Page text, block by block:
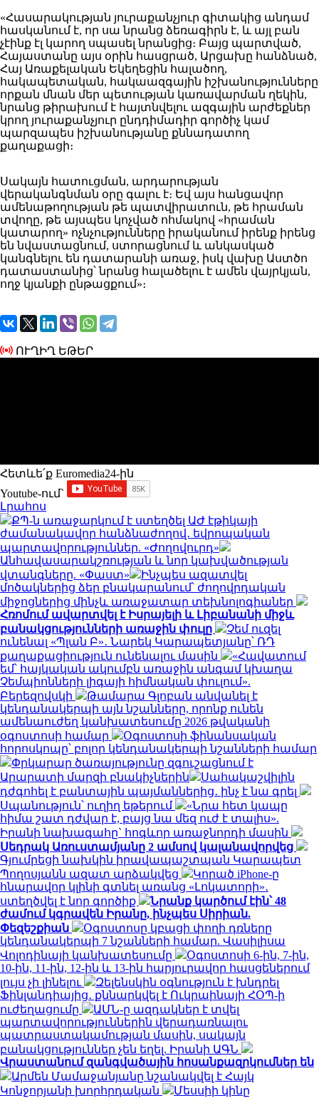
«Հասարակության յուրաքանչյուր գիտակից անդամ
հասկանում է, որ սա նրանց ձեռագիրն է, և այլ բան
չէինք էլ կարող սպասել նրանցից։ Բայց պարտված,
Հայաստանը այս օրին հասցրած, Արցախը հանձնած,
Հայ Առաքելական Եկեղեցին հալածող,
հակապետական, հակաազգային իշխանությունները
որքան մնան մեր պետության կառավարման ղեկին,
նրանց թիրախում է հայտնվելու ազգային արժեքներ
կրող յուրաքանչյուր ընդդիմադիր գործիչ կամ
պարզապես իշխանությանը քննադատող
քաղաքացի։
Սակայն հատուցման, արդարության
վերականգնման օրը գալու է։ Եվ այս հանցավոր
ամենաթողության թե պատվիրատուն, թե հրաման
տվողը, թե այսպես կոչված ոհմակով «հրաման
կատարող» ոչնչությունները իրականում իրենք իրենց
են նվաստացնում, ստորացնում և անկասկած
կանգնելու են դատարանի առաջ, իսկ վախը Աստծո
դատաստանից՝ նրանց հալածելու է ամեն վայրկյան,
ողջ կյանքի ընթացքում»։
ՈՒՂԻՂ ԵԹԵՐ
Հետևե՛ք Euromedia24-ին
Youtube-ում`
Լրահոս
ՔՊ-ն առաջարկում է ստեղծել ԱԺ էթիկայի
ժամանակավոր հանձնաժողով․ եվրոպական
պարտավորություններ. «Ժողովուրդ»
Անհավասարակշռության և նոր կախվածության
վտանգները. «Փաստ»
Ինչպես ազատվել
մոծակներից ձեր բնակարանում՝ ժողովրդական
միջոցներից մինչև առաջատար տեխնոլոգիաներ
Հռոմում ավարտվել է Իսրայելի և Լիբանանի միջև
բանակցությունների առաջին փուլը
Չեմ ուզել
ունենալ «Պլան Բ»․ Նարեկ Կարապետյանը՝ ՌԴ
քաղաքացիություն ունենալու մասին
«Հավատում
եմ՝ հայկական ակումբն առաջին անգամ կխաղա
Չեմպիոնների լիգայի հիմնական փուլում».
Բերեզովսկի
Թամարա Գլոբան անվանել է
կենդանակերպի այն նշանները, որոնք ունեն
ամենաուժեղ կանխատեսումը 2026 թվականի
օգոստոսի համար
Օգոստոսի ֆինանսական
հորոսկոպը՝ բոլոր կենդանակերպի նշանների համար
Փրկարար ծառայությունը զգուշացնում է
Արարատի մարզի բնակիչներին
Սահակաշվիլին
դժգոհել է բանտային պայմաններից․ ինչ է նա գրել
Սպանություն՝ ուղիղ եթերում
«Նրա հետ կապը
հիմա շատ դժվար է, բայց նա մեզ ուժ է տալիս».
Իրանի նախագահը` հոգևոր առաջնորդի մասին
Սեդրակ Առուստամյանը 2 ամսով կալանավորվեց
Գյումրեցի նախկին իրավապաշտպան Կարապետ
Պողոսյանն ազատ արձակվեց
Կորած iPhone-ը
հնարավոր կլինի գտնել առանց «Լոկատորի»․
ստեղծվել է նոր գործիք
Նրանք կարծում էին՝ 48
ժամում կգրավեն Իրանը, ինչպես Սիրիան.
Փեզեշքիան
Օգոստոսը կբացի փողի դռները
կենդանակերպի 7 նշանների համար. Վասիլիսա
Վոլոդինայի կանխատեսումը
Օգոստոսի 6-ին, 7-ին,
10-ին, 11-ին, 12-ին և 13-ին հարյուրավոր հասցեներում
լույս չի լինելու
Զելենսկին օգնություն է խնդրել
Ֆինլանդիայից․ քննարկվել է Ուկրաինայի ՀՕՊ-ի
ուժեղացումը
ԱՄՆ-ը ազդակներ է տվել
պարտավորություններին վերադառնալու
պատրաստակամության մասին, սակայն
բանակցություններ չեն եղել. Իրանի ԱԳՆ
Վրաստանում զանգվածային հոսանքազրկումներ են
Արմեն Մամաջանյանը նշանակվել է Հայկ
Կոնջորյանի խորհրդական
Մեսսիի կինը